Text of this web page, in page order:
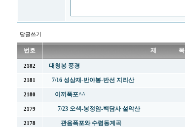
답글쓰기
번호 제 목
2182 대청봉 풍경
2181 7/16 성삼재-반야봉-반선 지리산
2180 이끼폭포^^
2179 7/23 오색-봉정암-백담사 설악산
2178 관음폭포와 수렴동계곡